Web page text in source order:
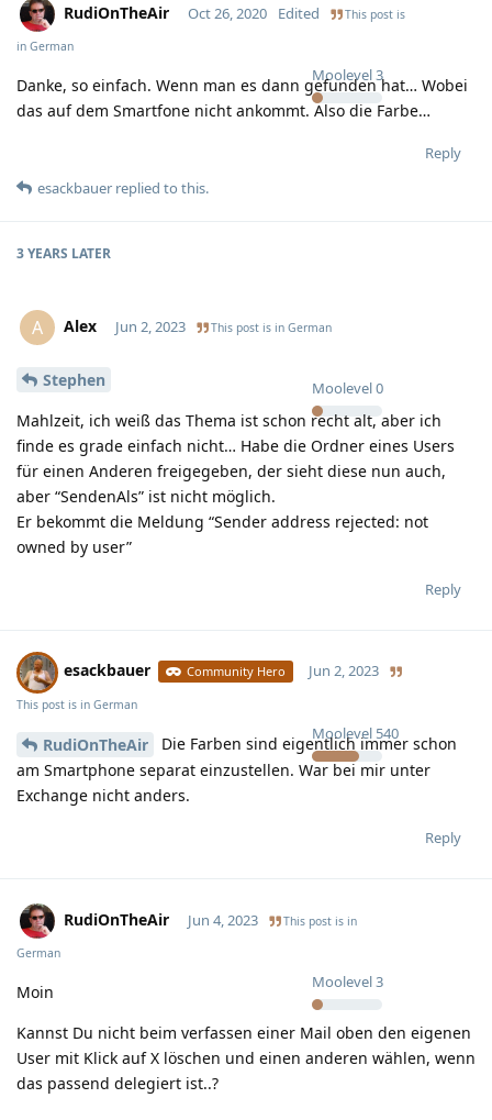
RudiOnTheAir
Moolevel3
Oct 26, 2020 Edited This post is
in German
Danke, so einfach. Wenn man es dann gefunden hat… Wobei
das auf dem Smartfone nicht ankommt. Also die Farbe…
Reply
esackbauer replied to this.
3 YEARS LATER
A Alex
Moolevel0
Jun 2, 2023 This post is in German
Stephen
Mahlzeit, ich weiß das Thema ist schon recht alt, aber ich
finde es grade einfach nicht… Habe die Ordner eines Users
für einen Anderen freigegeben, der sieht diese nun auch,
aber “SendenAls” ist nicht möglich.
Er bekommt die Meldung “Sender address rejected: not
owned by user”
Reply
esackbauer Community Hero
Moolevel 540
Jun 2, 2023
This post is in German
RudiOnTheAir
Die Farben sind eigentlich immer schon
am Smartphone separat einzustellen. War bei mir unter
Exchange nicht anders.
Reply
RudiOnTheAir
Moolevel3
Jun 4, 2023 This post is in
German
Moin
Kannst Du nicht beim verfassen einer Mail oben den eigenen
User mit Klick auf X löschen und einen anderen wählen, wenn
das passend delegiert ist..?